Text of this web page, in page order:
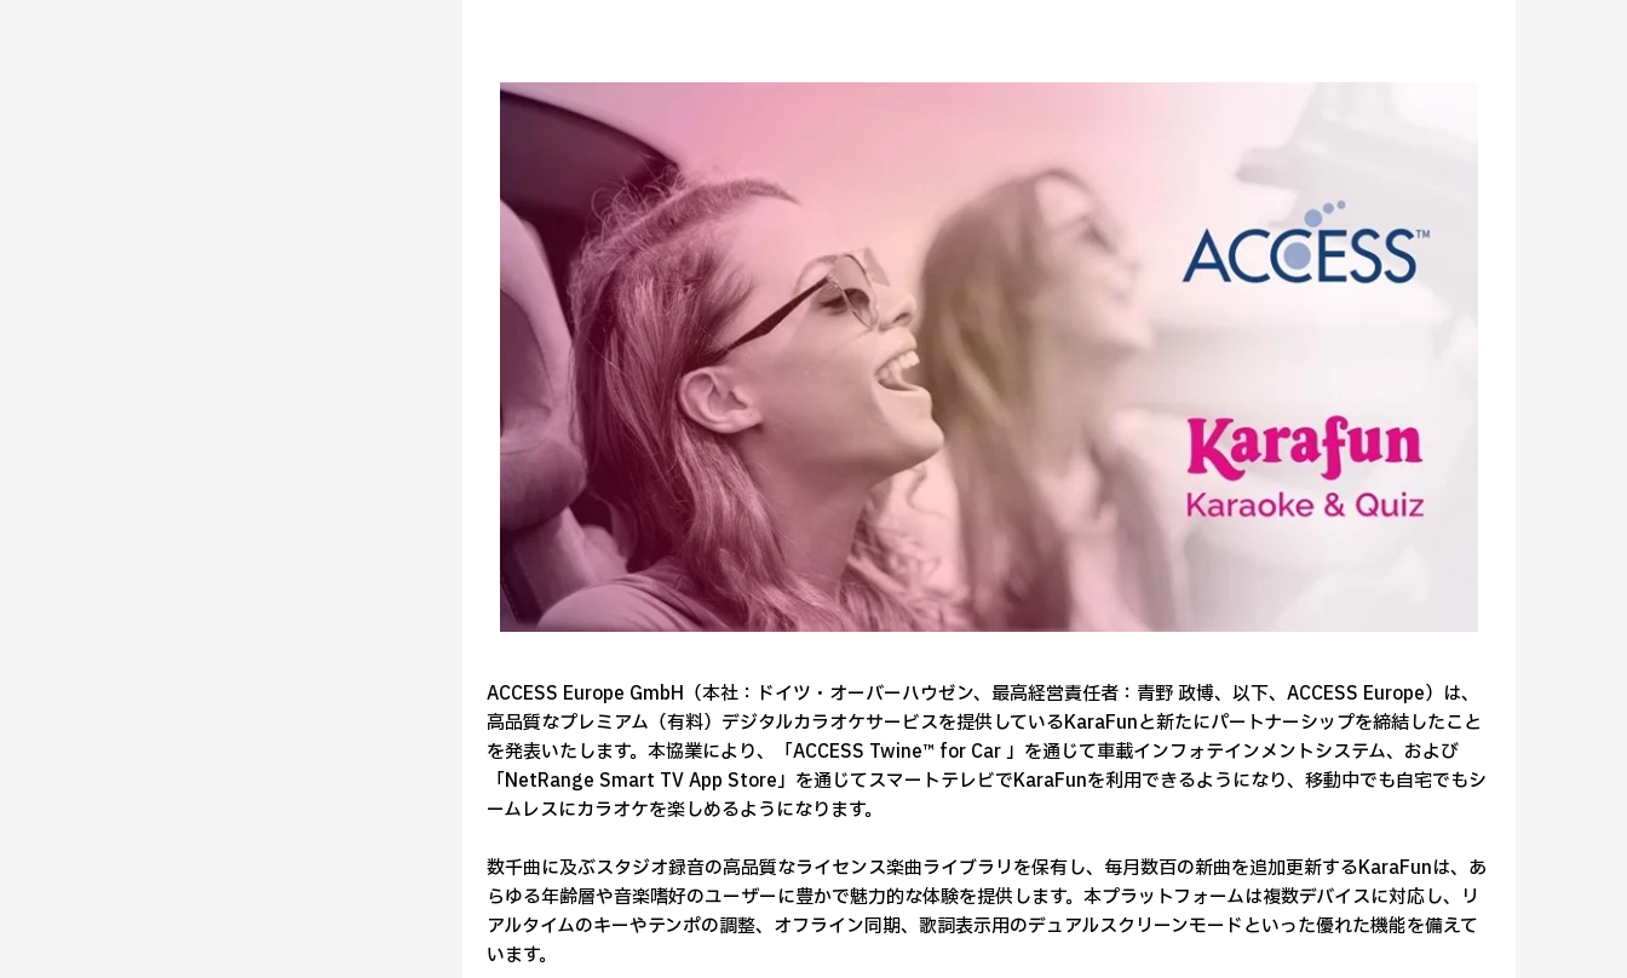
ACCESS Europe GmbH（本社：ドイツ・オーバーハウゼン、最高経営責任者：青野 政博、以下、ACCESS Europe）は、
高品質なプレミアム（有料）デジタルカラオケサービスを提供しているKaraFunと新たにパートナーシップを締結したこと
を発表いたします。本協業により、「ACCESS Twine™ for Car 」を通じて車載インフォテインメントシステム、および
「NetRange Smart TV App Store」を通じてスマートテレビでKaraFunを利用できるようになり、移動中でも自宅でもシ
ームレスにカラオケを楽しめるようになります。
数千曲に及ぶスタジオ録音の高品質なライセンス楽曲ライブラリを保有し、毎月数百の新曲を追加更新するKaraFunは、あ
らゆる年齢層や音楽嗜好のユーザーに豊かで魅力的な体験を提供します。本プラットフォームは複数デバイスに対応し、リ
アルタイムのキーやテンポの調整、オフライン同期、歌詞表示用のデュアルスクリーンモードといった優れた機能を備えて
います。